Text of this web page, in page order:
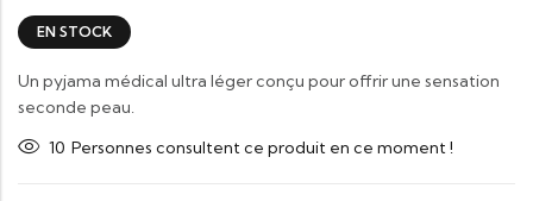
EN STOCK
Un pyjama médical ultra léger conçu pour offrir une sensation
seconde peau.
10 Personnes consultent ce produit en ce moment !